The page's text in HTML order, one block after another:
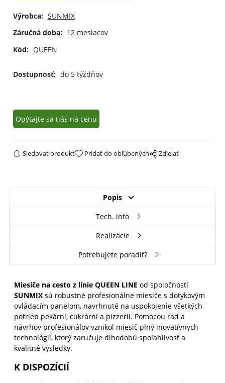
Výrobca: SUNMIX
Záručná doba: 12 mesiacov
Kód: QUEEN
Dostupnosť: do 5 týždňov
Opýtajte sa nás na cenu
Sledovať produkt Pridať do obľúbených Zdielať
Popis
Tech. info
Realizácie
Potrebujete poradiť?
Miesiče na cesto z línie QUEEN LINE od spoločnosti
SUNMIX sú robustné profesionálne miesiče s dotykovým
ovládacím panelom, navrhnuté na uspokojenie všetkých
potrieb pekární, cukrární a pizzerii. Pomocou rád a
návrhov profesionálov vznikol miesič plný inovatívnych
technológií, ktorý zaručuje dlhodobú spoľahlivosť a
kvalitné výsledky.
K DISPOZÍCIÍ